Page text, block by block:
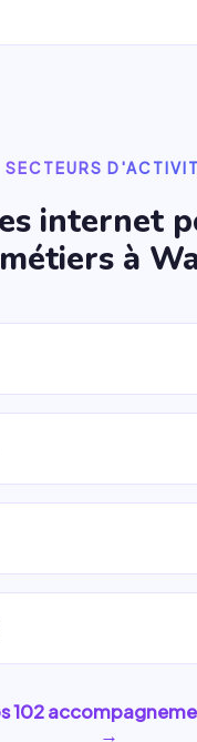
SECTEURS
internet
à
102
→